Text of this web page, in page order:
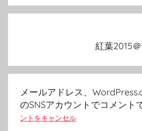
ビ
シ
ン
紅葉2015
メールアドレス、
のSNSアカウントでコメント
ントをキャンセル